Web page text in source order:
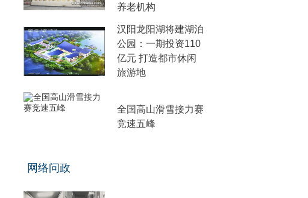
养老机构
汉阳龙阳湖将建湖泊
公园：一期投资110
亿元 打造都市休闲
旅游地
全国高山滑雪接力赛
竞速五峰
网络问政